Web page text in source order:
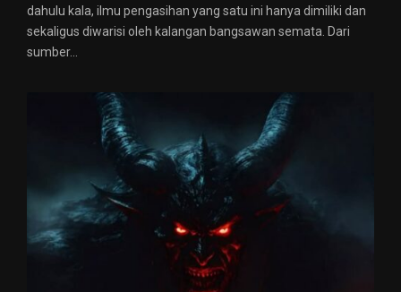
dahulu kala, ilmu pengasihan yang satu ini hanya dimiliki dan
sekaligus diwarisi oleh kalangan bangsawan semata. Dari
sumber...